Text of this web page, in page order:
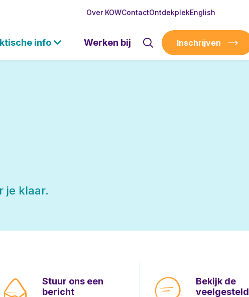
Over KOWContactOntdekplekEnglish
info Werken bij Inschrijven
je klaar.
Stuur ons een
bericht
Bekijk de